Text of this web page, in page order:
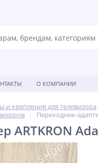
О КОМПАНИИ
и крепления для телевизора
Переходник-
ARTKRON